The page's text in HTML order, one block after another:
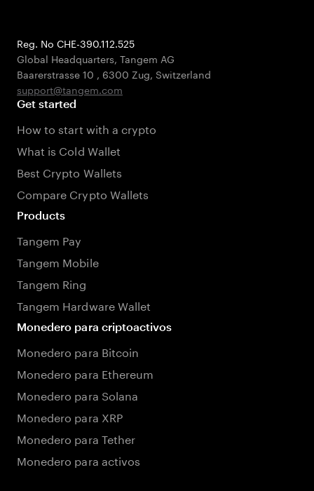
Reg. No CHE-390.112.525
Global Headquarters, Tangem AG
Baarerstrasse 10 , 6300 Zug, Switzerland
support@tangem.com
Get started
How to start with a crypto
What is Cold Wallet
Best Crypto Wallets
Compare Crypto Wallets
Products
Tangem Pay
Tangem Mobile
Tangem Ring
Tangem Hardware Wallet
Monedero para criptoactivos
Monedero para Bitcoin
Monedero para Ethereum
Monedero para Solana
Monedero para XRP
Monedero para Tether
Monedero para activos